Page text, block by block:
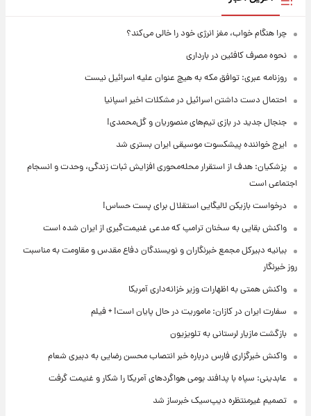
چرا هنگام خواب، مغز انرژی خود را خالی می‌کند؟
نحوه مصرف کافئین در بارداری
روزنامه عبری: توافق مکه به هیچ عنوان علیه اسرائیل نیست
احتمال دست داشتن اسرائیل در مشکلات اخیر اسپانیا
جنجال جدید در بازی تیم‌های منصوریان و گل‌محمدی!
ایرج خواننده پیشکسوت موسیقی ایران بستری شد
پزشکیان: هدف از استقرار محله‌محوری افزایش ثبات زندگی، وحدت و انسجام
اجتماعی است
درخواست بازیکن لالیگایی استقلال برای پست حساس!
واکنش بقایی به سخنان ترامپ که مدعی غنیمت‌گیری از ایران شده است
بیانیه دبیرکل مجمع خبرنگاران و نویسندگان دفاع مقدس و مقاومت به مناسبت
روز خبرنگار
واکنش همتی به اظهارات وزیر خزانه‌داری آمریکا
سفارت ایران در کازان: ماموریت در حال پایان است! + فیلم
بازگشت مازیار لرستانی به تلویزیون
واکنش خبرگزاری فارس درباره خبر انتصاب محسن رضایی به دبیری شعام
عابدینی: سپاه با پدافند بومی هواگردهای آمریکا را شکار و غنیمت گرفت
تصمیم غیرمنتظره دیپ‌سیک خبرساز شد